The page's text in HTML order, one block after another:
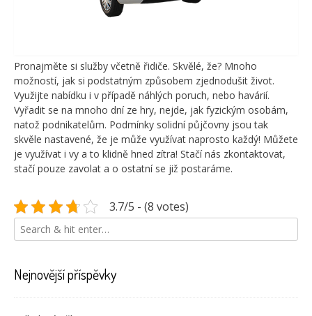
Pronajměte si služby včetně řidiče. Skvělé, že? Mnoho
možností, jak si podstatným způsobem zjednodušit život.
Využijte nabídku i v případě náhlých poruch, nebo havárií.
Vyřadit se na mnoho dní ze hry, nejde, jak fyzickým osobám,
natož podnikatelům. Podmínky solidní půjčovny jsou tak
skvěle nastavené, že je může využívat naprosto každý! Můžete
je využívat i vy a to klidně hned zítra! Stačí nás zkontaktovat,
stačí pouze zavolat a o ostatní se již postaráme.
3.7/5 - (8 votes)
Nejnovější příspěvky